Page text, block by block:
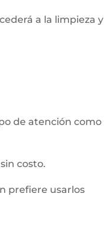
a la limpieza y
de atención como
costo.
prefiere usarlos